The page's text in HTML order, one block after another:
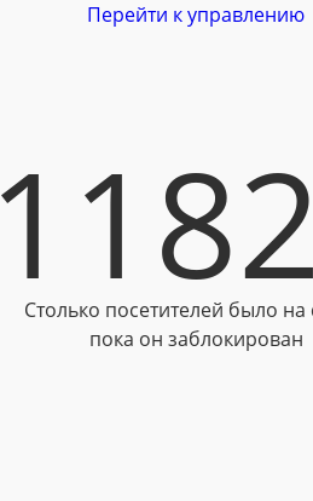
Перейти к управлению
Столько посетителей было на
пока он заблокирован